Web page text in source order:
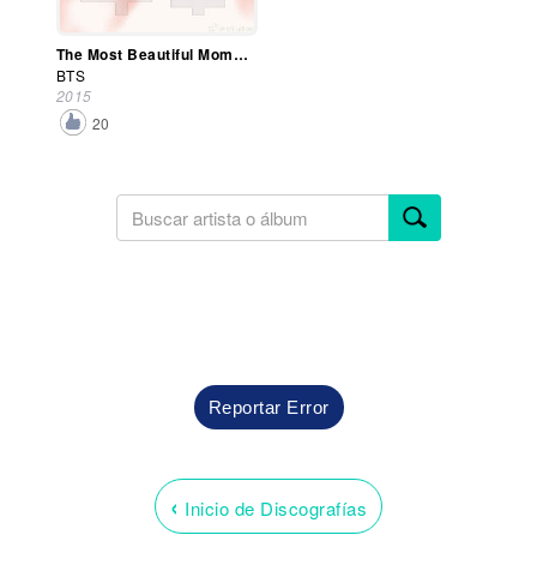
The Most Beautiful Moment In Life, Part 1
BTS
2015
20
Reportar Error
‹ Inicio de Discografías